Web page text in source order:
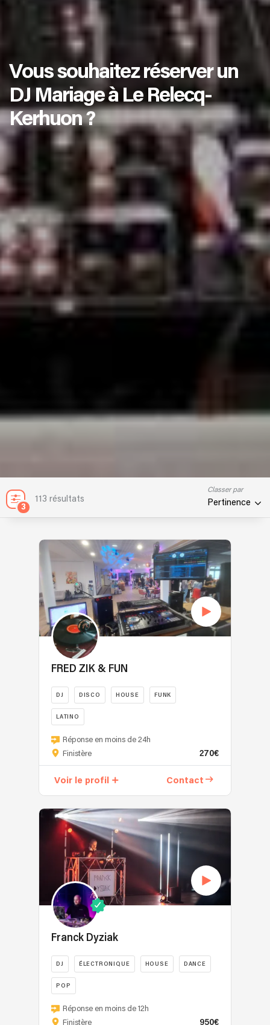
Vous souhaitez réserver un
DJ Mariage à Le Relecq-
Kerhuon ?
3
113 résultats
Classer par
Pertinence
FRED ZIK & FUN
DJ DISCO HOUSE FUNK
LATINO
Passionné
depuis
par
musique
toutes
sources
musicales,
j'officie
pour
types
de
soirées.
anniversaire,
Réponse en moins de 24h
Finistère
270€
Voir le profil Contact
Franck Dyziak
DJ ÉLECTRONIQUE HOUSE DANCE
POP
Le
DJ
Réponse en moins de 12h
Finistère
950€